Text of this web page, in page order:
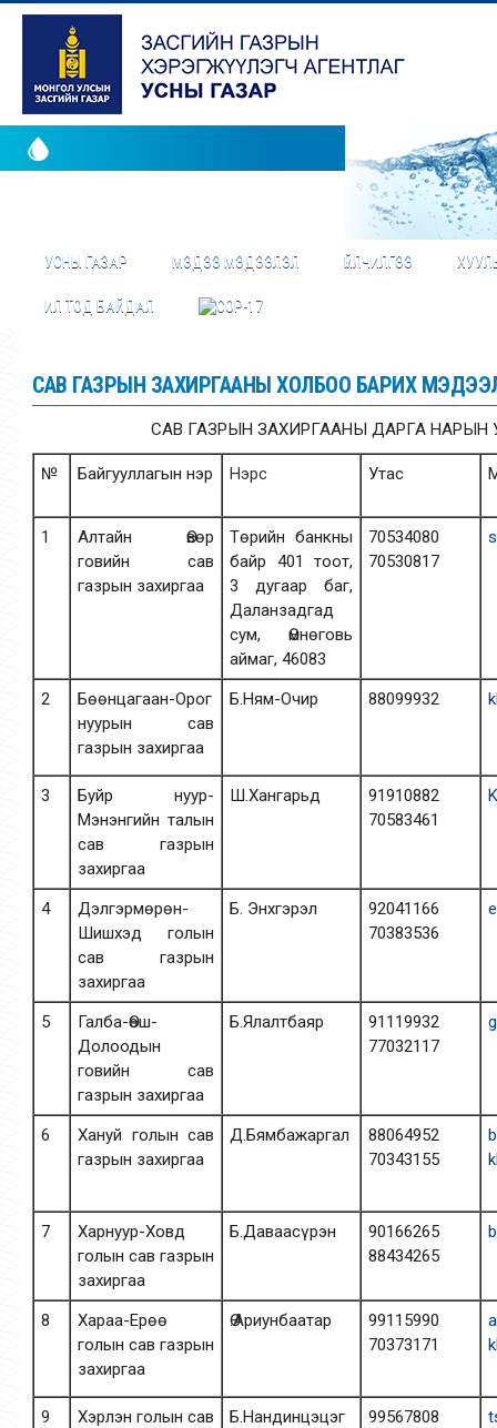
УСНЫ ГАЗАР МЭДЭЭ МЭДЭЭЛЭЛ ҮЙЛЧИЛГЭЭ
ИЛ ТОД БАЙДАЛ
САВ ГАЗРЫН ЗАХИРГААНЫ ХОЛБОО БАРИХ
САВ ГАЗРЫН ЗАХИРГААНЫ ДАРГА НАРЫН
№ Байгууллагын нэр Нэрс Утас
1
Алтайн Өвөр
говийн сав
газрын захиргаа
Төрийн банкны
байр 401 тоот,
3 дугаар баг,
Даланзадгад
сум, Өмнөговь
аймаг, 46083
70534080
70530817
2
Бөөнцагаан-Орог
нуурын сав
газрын захиргаа
Б.Ням-Очир 88099932
3
Буйр нуур-
Мэнэнгийн талын
сав газрын
захиргаа
Ш.Хангарьд
91910882
70583461
4
Дэлгэрмөрөн-
Шишхэд голын
сав газрын
захиргаа
Б. Энхгэрэл
92041166
70383536
5
Галба-Өөш-
Долоодын
говийн сав
газрын захиргаа
Б.Ялалтбаяр
91119932
77032117
6
Хануй голын сав
газрын захиргаа
Д.Бямбажаргал
88064952
70343155
7
Харнуур-Ховд
голын сав газрын
захиргаа
Б.Даваасүрэн
90166265
88434265
8
Хараа-Ерөө
голын сав газрын
захиргаа
Ө.Ариунбаатар
99115990
70373171
9
Хэрлэн голын сав
Б.Нандинцэцэг
99567808